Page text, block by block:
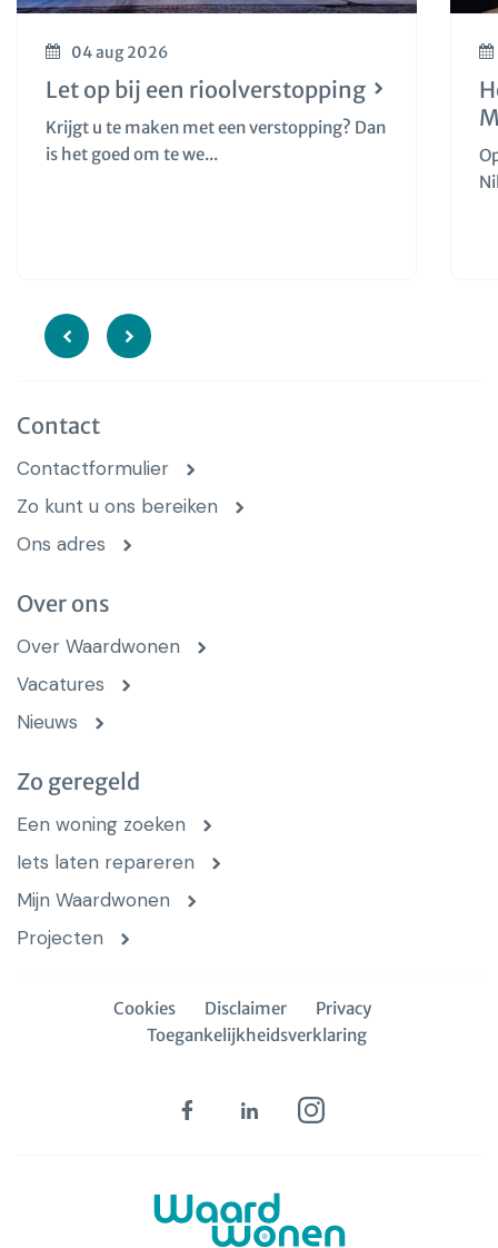
04 aug 2026
Let op bij een rioolverstopping
Krijgt u te maken met een verstopping? Dan
is het goed om te we...
Contact
Contactformulier
Zo kunt u ons bereiken
Ons adres
Over ons
Over Waardwonen
Vacatures
Nieuws
Zo geregeld
Een woning zoeken
Iets laten repareren
Mijn Waardwonen
Projecten
Cookies Disclaimer
Privacy
Toegankelijkheidsverklaring